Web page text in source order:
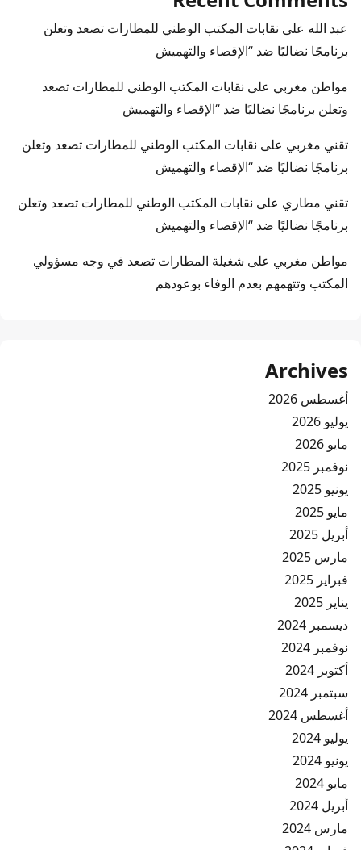
عبد الله على نقابات المكتب الوطني للمطارات تصعد وتعلن
برنامجًا نضاليًا ضد “الإقصاء والتهميش
مواطن مغربي على نقابات المكتب الوطني للمطارات تصعد
وتعلن برنامجًا نضاليًا ضد “الإقصاء والتهميش
تقني مغربي على نقابات المكتب الوطني للمطارات تصعد وتعلن
برنامجًا نضاليًا ضد “الإقصاء والتهميش
تقني مطاري على نقابات المكتب الوطني للمطارات تصعد وتعلن
برنامجًا نضاليًا ضد “الإقصاء والتهميش
مواطن مغربي على شغيلة المطارات تصعد في وجه مسؤولي
المكتب وتتهمهم بعدم الوفاء بوعودهم
Archives
أغسطس 2026
يوليو 2026
مايو 2026
نوفمبر 2025
يونيو 2025
مايو 2025
أبريل 2025
مارس 2025
فبراير 2025
يناير 2025
ديسمبر 2024
نوفمبر 2024
أكتوبر 2024
سبتمبر 2024
أغسطس 2024
يوليو 2024
يونيو 2024
مايو 2024
أبريل 2024
مارس 2024